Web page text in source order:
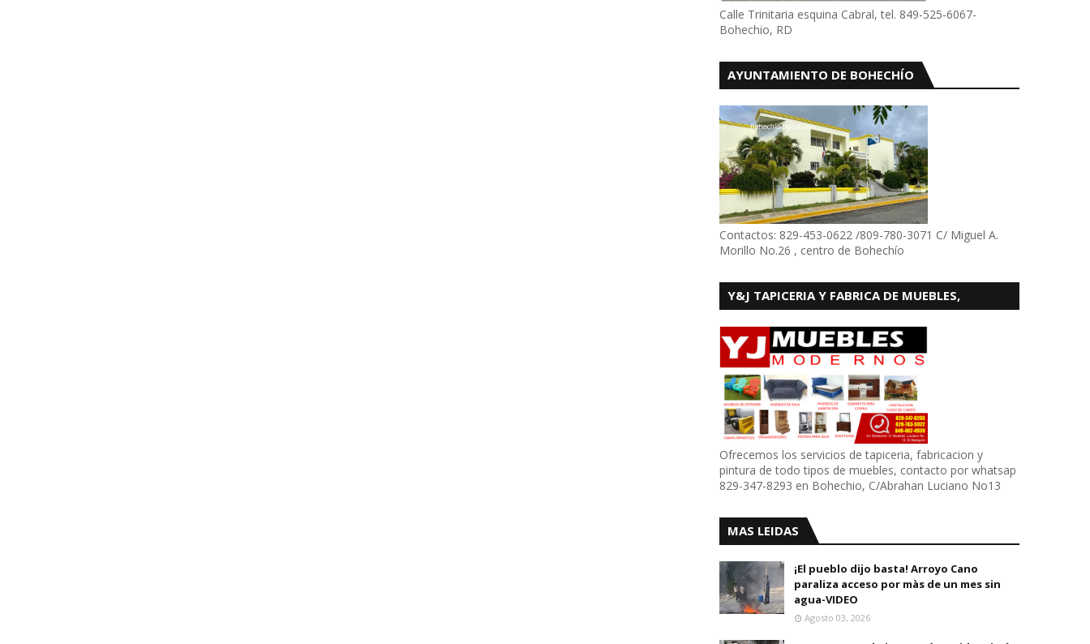
Calle Trinitaria esquina Cabral, tel. 849-525-6067-
Bohechio, RD
AYUNTAMIENTO DE BOHECHÍO
Contactos: 829-453-0622 /809-780-3071 C/ Miguel A.
Morillo No.26 , centro de Bohechío
Y&J TAPICERIA Y FABRICA DE MUEBLES,
Ofrecemos los servicios de tapiceria, fabricacion y
pintura de todo tipos de muebles, contacto por whatsap
829-347-8293 en Bohechio, C/Abrahan Luciano No13
MAS LEIDAS
¡El pueblo dijo basta! Arroyo Cano
paraliza acceso por màs de un mes sin
agua-VIDEO
Agosto 03, 2026